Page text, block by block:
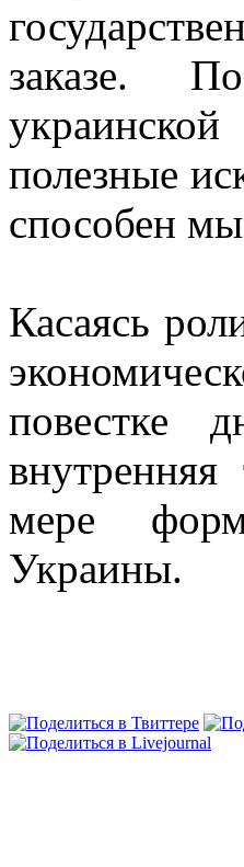
заказе.
полезные
способен
Касаясь
повестке
мере
Украины.